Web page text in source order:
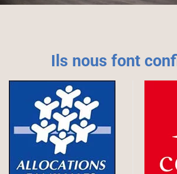
Ils nous font